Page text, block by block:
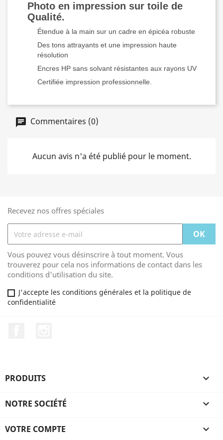
Photo en impression sur toile de
Qualité.
Étendue à la main sur un cadre en épicéa robuste
Des tons attrayants et une impression haute
résolution
Encres HP sans solvant résistantes aux rayons UV
Certifiée impression professionnelle.
Commentaires (0)
Aucun avis n'a été publié pour le moment.
Recevez nos offres spéciales
Vous pouvez vous désinscrire à tout moment. Vous
trouverez pour cela nos informations de contact dans les
conditions d'utilisation du site.
J'accepte les conditions générales et la politique de
confidentialité
PRODUITS 
NOTRE SOCIÉTÉ 
VOTRE COMPTE 